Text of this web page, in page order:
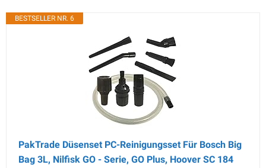
BESTSELLER NR. 6
PakTrade Düsenset PC-Reinigungsset Für Bosch Big
Bag 3L, Nilfisk GO - Serie, GO Plus, Hoover SC 184